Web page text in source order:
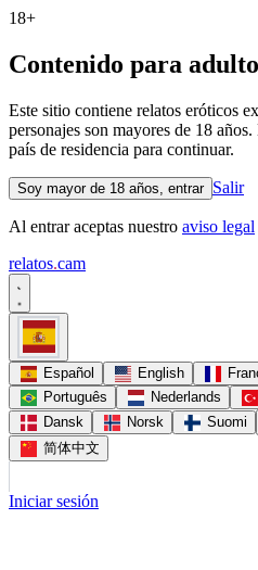
18+
Contenido para
Este sitio contiene relatos eróticos
personajes son mayores de 18
país de residencia para continuar.
Soy mayor de 18 años, entrar Salir
Al entrar aceptas nuestro aviso legal
relatos.cam
Español English
Português
Nederlands
Dansk
Norsk Suomi
简体中文
Iniciar sesión